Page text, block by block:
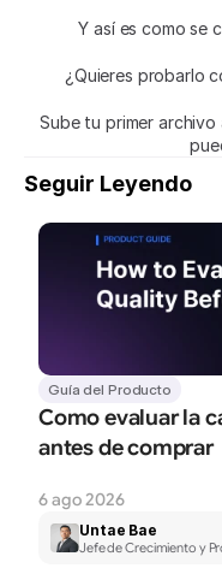
Y así es como se
¿Quieres probarlo
Sube tu primer archivo
Seguir Leyendo
Guía del Producto
Como evaluar la
antes de comprar
6 ago 2026
Untae Bae
Jefe de Crecimiento y